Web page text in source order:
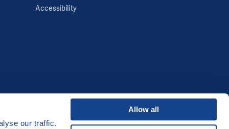
our traffic.
Allow all
Accessibility